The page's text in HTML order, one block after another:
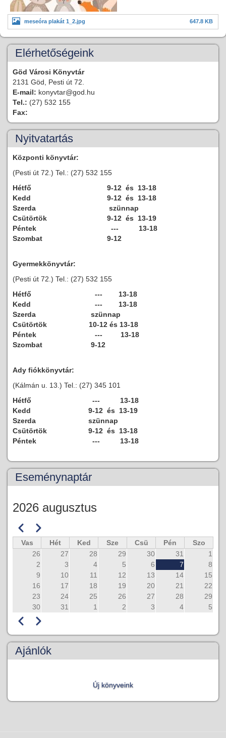
meseóra plakát 1_2.jpg 647.8 KB
Elérhetőségeink
Göd Városi Könyvtár
2131 Göd, Pesti út 72.
E-mail: konyvtar@god.hu
Tel.: (27) 532 155
Fax:
Nyitvatartás
Központi könyvtár:
(Pesti út 72.) Tel.: (27) 532 155
Hétfő
9-12 és 13-18
Kedd
9-12 és 13-18
Szerda
szünnap
Csütörtök
9-12 és 13-19
Péntek
--- 13-18
Szombat
9-12
Gyermekkönyvtár:
(Pesti út 72.) Tel.: (27) 532 155
Hétfő
--- 13-18
Kedd
--- 13-18
Szerda
szünnap
Csütörtök
10-12 és 13-18
Péntek
--- 13-18
Szombat
9-12
Ady fiókkönyvtár:
(Kálmán u. 13.) Tel.: (27) 345 101
Hétfő
--- 13-18
Kedd
9-12 és 13-19
Szerda
szünnap
Csütörtök
9-12 és 13-18
Péntek
--- 13-18
Eseménynaptár
2026 augusztus
Oldalszámozás
Előző
Következő
Vas
Hét Ked Sze Csü Pén
Szo
26
27 28 29 30 31
1
2
3 4 5 6 7
8
9
10 11 12 13 14
15
16
17 18 19 20 21
22
23
24 25 26 27 28
29
30
31 1 2 3 4 5
Oldalszámozás
Előző Következő
Ajánlók
Új könyveink